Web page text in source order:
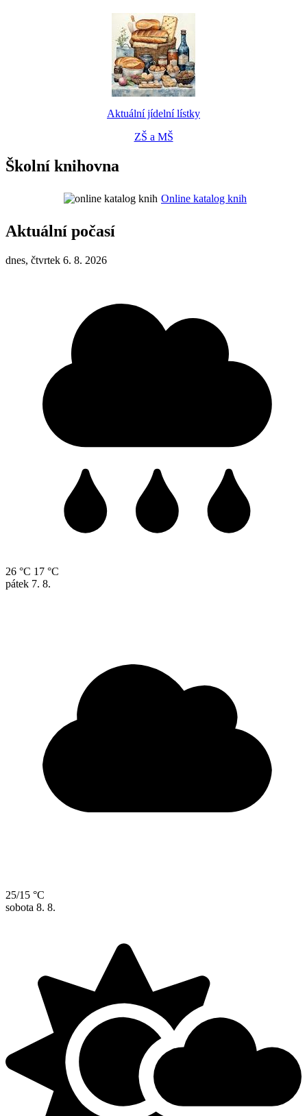
Aktuální jídelní lístky
ZŠ a MŠ
Školní knihovna
Online katalog knih
Aktuální počasí
dnes, čtvrtek 6. 8. 2026
26 °C 17 °C
pátek 7. 8.
25/15 °C
sobota 8. 8.